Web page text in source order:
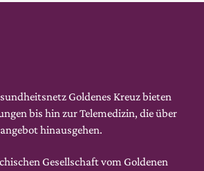
Goldenes Kreuz bieten
bis hin zur Telemedizin, die über
hinausgehen.
Gesellschaft vom Goldenen